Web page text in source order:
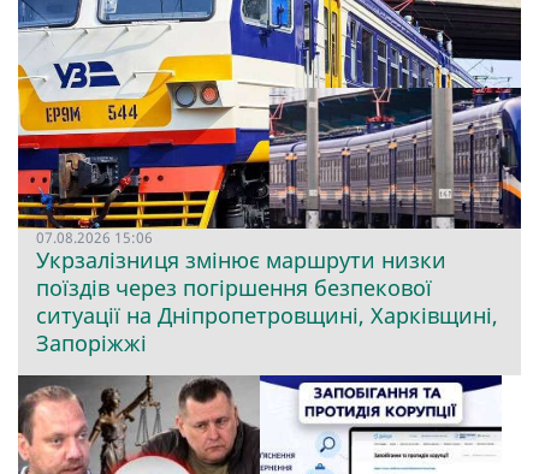
07.08.2026 15:06
Укрзалізниця змінює маршрути низки
поїздів через погіршення безпекової
ситуації на Дніпропетровщині, Харківщині,
Запоріжжі